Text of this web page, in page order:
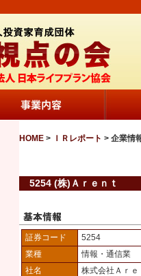
HOME > ＩＲレポート > 企業情
5254 (株)Ａｒｅｎｔ
証券コード
5254
業種
情報・通信業
社名
株式会社Ａｒ